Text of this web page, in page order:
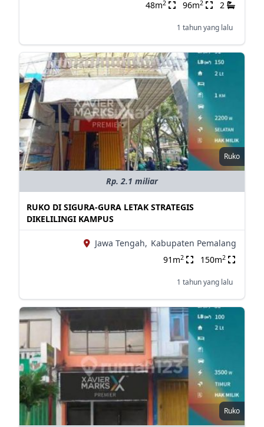
48m2 96m2 2
1 tahun yang lalu
Ruko
Rp. 2.1 miliar
RUKO DI SIGURA-GURA LETAK STRATEGIS
DIKELILINGI KAMPUS
Jawa Tengah, Kabupaten Pemalang
91m2 150m2
1 tahun yang lalu
Ruko